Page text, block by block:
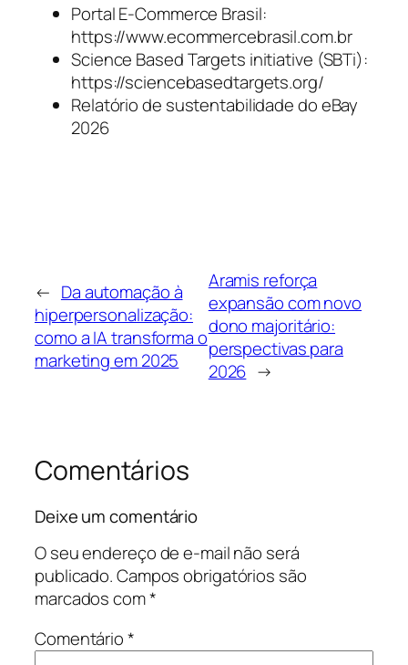
Portal E-Commerce Brasil:
https://www.ecommercebrasil.com.br
Science Based Targets initiative (SBTi):
https://sciencebasedtargets.org/
Relatório de sustentabilidade do eBay
2026
← Da automação à
hiperpersonalização:
como a IA transforma o
marketing em 2025
Aramis reforça
expansão com novo
dono majoritário:
perspectivas para
2026 →
Comentários
Deixe um comentário
O seu endereço de e-mail não será
publicado.Campos obrigatórios são
marcados com*
Comentário*